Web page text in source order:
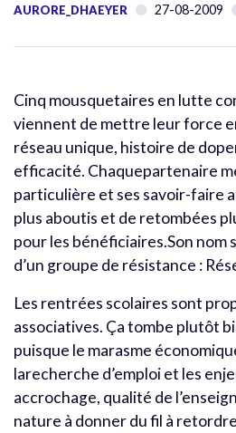
AURORE_DHAEYER 27-08-2009
Cinq mousquetaires en lutte
viennent de mettre leur force
réseau unique, histoire de
efficacité. Chaquepartenaire
particulière et ses savoir-faire
plus aboutis et de retombées
pour les bénéficiaires.Son nom
d’un groupe de résistance :
Les rentrées scolaires sont
associatives. Ça tombe plutôt
puisque le marasme
larecherche d’emploi et les
accrochage, qualité de
nature à donner du fil à